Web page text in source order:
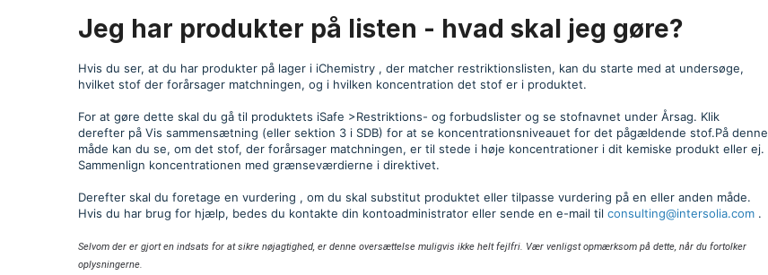
Jeg har produkter på listen - hvad skal jeg gøre?
Hvis du ser, at du har produkter på lager i iChemistry , der matcher restriktionslisten, kan du starte med at undersøge,
hvilket stof der forårsager matchningen, og i hvilken koncentration det stof er i produktet.
For at gøre dette skal du gå til produktets iSafe >Restriktions- og forbudslister og se stofnavnet under Årsag. Klik
derefter på Vis sammensætning (eller sektion 3 i SDB) for at se koncentrationsniveauet for det pågældende stof.På denne
måde kan du se, om det stof, der forårsager matchningen, er til stede i høje koncentrationer i dit kemiske produkt eller ej.
Sammenlign koncentrationen med grænseværdierne i direktivet.
Derefter skal du foretage en vurdering , om du skal substitut produktet eller tilpasse vurdering på en eller anden måde.
Hvis du har brug for hjælp, bedes du kontakte din kontoadministrator eller sende en e-mail til consulting@intersolia.com .
Selvom der er gjort en indsats for at sikre nøjagtighed, er denne oversættelse muligvis ikke helt fejlfri. Vær venligst opmærksom på dette, når du fortolker
oplysningerne.